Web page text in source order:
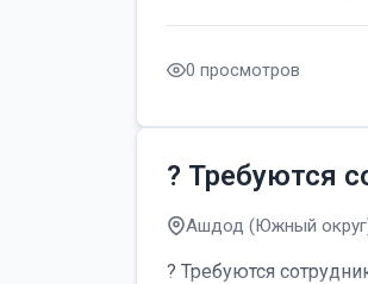
0 просмотров
? Требуются
Ашдод (Южный
? Требуются